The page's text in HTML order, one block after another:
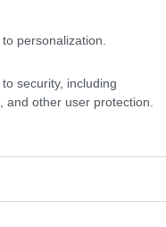
personalization.
security, including
other user protection.
volt, hanem korunk